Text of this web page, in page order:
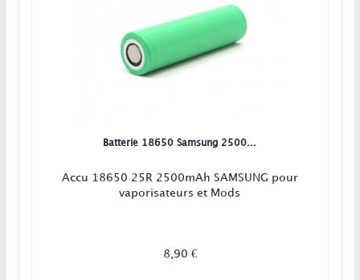
Batterie 18650 Samsung 2500...
Accu 18650 25R 2500mAh SAMSUNG pour
vaporisateurs et Mods
8,90 €